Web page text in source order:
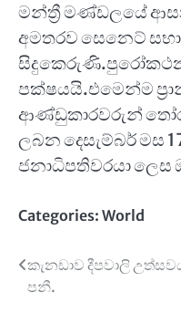
මන්ත්‍රී මණ්ඩලයේ
අමතරව සෙනෙට්
පක්ෂයයි.එමෙන්ම
ආණ්ඩුකාරවරුන්
ලබන දෙසැම්බර් මස
ජනාධිපතිවරයා ලෙස
Categories: World
Post
navigation
කැනඩාව දීපවාලි
පනී.